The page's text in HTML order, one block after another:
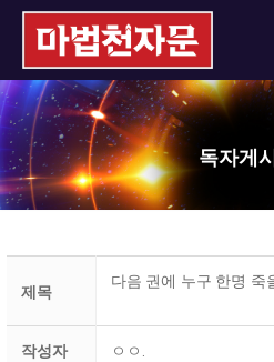
독자게
제목
다음 권에 누구 한명 죽
작성자 ㅇㅇ.